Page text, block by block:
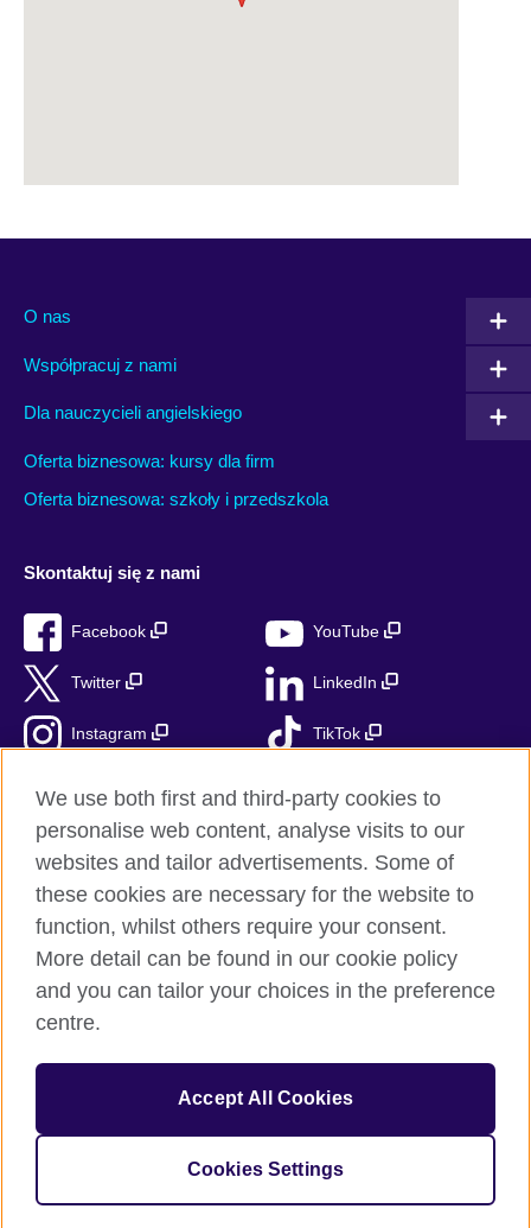
O nas
Współpracuj z nami
Dla nauczycieli angielskiego
Oferta biznesowa: kursy dla firm
Oferta biznesowa: szkoły i przedszkola
Skontaktuj się z nami
Facebook YouTube
Twitter LinkedIn
Instagram TikTok
British Council globalnie
Prywatność i warunki użytkowania
Mapa strony
© 2026 British Council
British Council jest międzynarodową organizacją reprezentującą
We use both first and third-party cookies to
personalise web content, analyse visits to our
websites and tailor advertisements. Some of
these cookies are necessary for the website to
function, whilst others require your consent.
More detail can be found in our cookie policy
and you can tailor your choices in the preference
centre.
Accept All Cookies
Cookies Settings